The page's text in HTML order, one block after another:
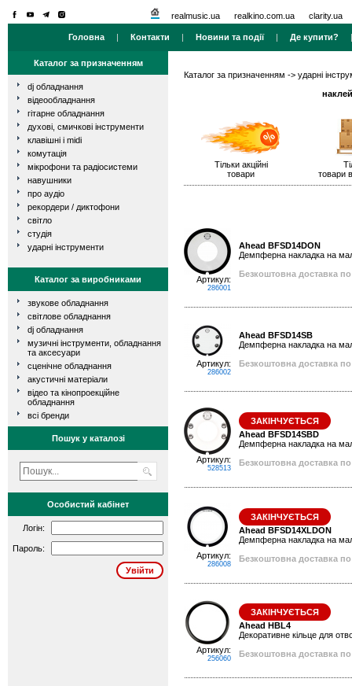
realmusic.ua realkino.com.ua clarity.ua
Головна | Контакти | Новини та події| Де купити?
Каталог за призначенням
dj обладнання
відеообладнання
гітарне обладнання
духові, смичкові інструменти
клавішні і midi
комутація
мікрофони та радіосистеми
навушники
про аудіо
рекордери / диктофони
світло
студія
ударні інструменти
Каталог за виробниками
звукове обладнання
світлове обладнання
dj обладнання
музичні інструменти, обладнання
та аксесуари
сценічне обладнання
акустичні матеріали
відео та кінопроекційне
обладнання
всі бренди
Пошук у каталозі
Особистий кабінет
Логін:
Пароль:
Каталог за призначенням -> ударні
Тільки акційні
товари
товари
Артикул:
286001
Ahead BFSD14DON
Демпферна накладка на
Безкоштовна доставка по
Артикул:
286002
Ahead BFSD14SB
Демпферна накладка на
Безкоштовна доставка по
Артикул:
528513
ЗАКІНЧУЄТЬСЯ
Ahead BFSD14SBD
Демпферна накладка на
Безкоштовна доставка по
Артикул:
286008
ЗАКІНЧУЄТЬСЯ
Ahead BFSD14XLDON
Демпферна накладка на
Безкоштовна доставка по
Артикул:
256060
ЗАКІНЧУЄТЬСЯ
Ahead HBL4
Декоративне кільце для
Безкоштовна доставка по